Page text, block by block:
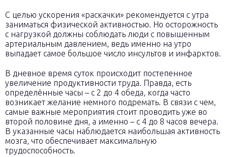
С целью ускорения «раскачки» рекомендуется с утра
заниматься физической активностью. Но осторожность
с нагрузкой должны соблюдать люди с повышенным
артериальным давлением, ведь именно на утро
выпадает самое большое число инсультов и инфарктов.
В дневное время суток происходит постепенное
увеличение продуктивности труда. Правда, есть
определённые часы – с 2 до 4 обеда, когда часто
возникает желание немного подремать. В связи с чем,
самые важные мероприятия стоит проводить уже во
второй половине дня, а именно – с 4 до 8 часов вечера.
В указанные часы наблюдается наибольшая активность
мозга, что обеспечивает максимальную
трудоспособность.